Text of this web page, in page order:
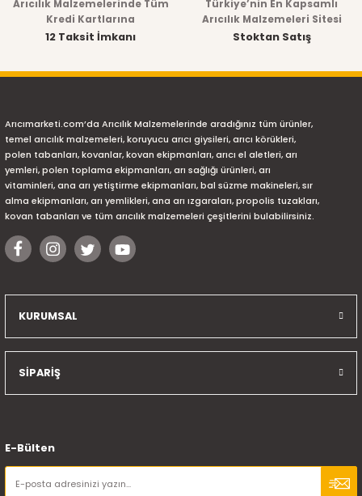
Arıcılık Malzemelerinde Tüm
Kredi Kartlarına
12 Taksit İmkanı
Türkiye’nin En Kapsamlı
Arıcılık Malzemeleri Sitesi
Stoktan Satış
Arıcımarketi.com’da Arıcılık Malzemelerinde aradığınız tüm ürünler,
temel arıcılık malzemeleri, koruyucu arıcı giysileri, arıcı körükleri,
polen tabanları, kovanlar, kovan ekipmanları, arıcı el aletleri, arı
yemleri, polen toplama ekipmanları, arı sağlığı ürünleri, arı
vitaminleri, ana arı yetiştirme ekipmanları, bal süzme makineleri, sır
alma ekipmanları, arı yemlikleri, ana arı ızgaraları, propolis tuzakları,
kovan tabanları ve tüm arıcılık malzemeleri çeşitlerini bulabilirsiniz.
KURUMSAL
SİPARİŞ
E-Bülten